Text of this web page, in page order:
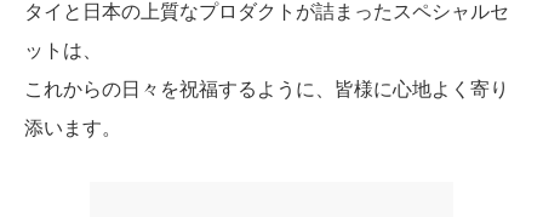
タイと日本の上質なプロダクトが詰まったスペシャルセ
ットは、
これからの日々を祝福するように、皆様に心地よく寄り
添います。